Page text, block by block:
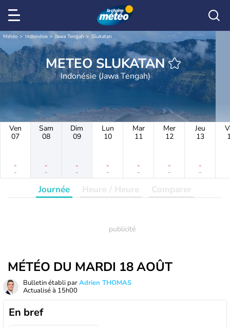
Météo Indonésie Jawa Tengah Slukatan
METEO SLUKATAN
Indonésie (Jawa Tengah)
Ven
07
-
-
Sam
08
-
-
Dim
09
-
-
Lun
10
-
-
Mar
11
-
-
Mer
12
-
-
Jeu
13
-
-
Journée Heure / Heure Comparer
MÉTÉO DU MARDI 18 AOÛT
Bulletin établi parAdrien THOMAS
Actualisé à 15h00
En bref